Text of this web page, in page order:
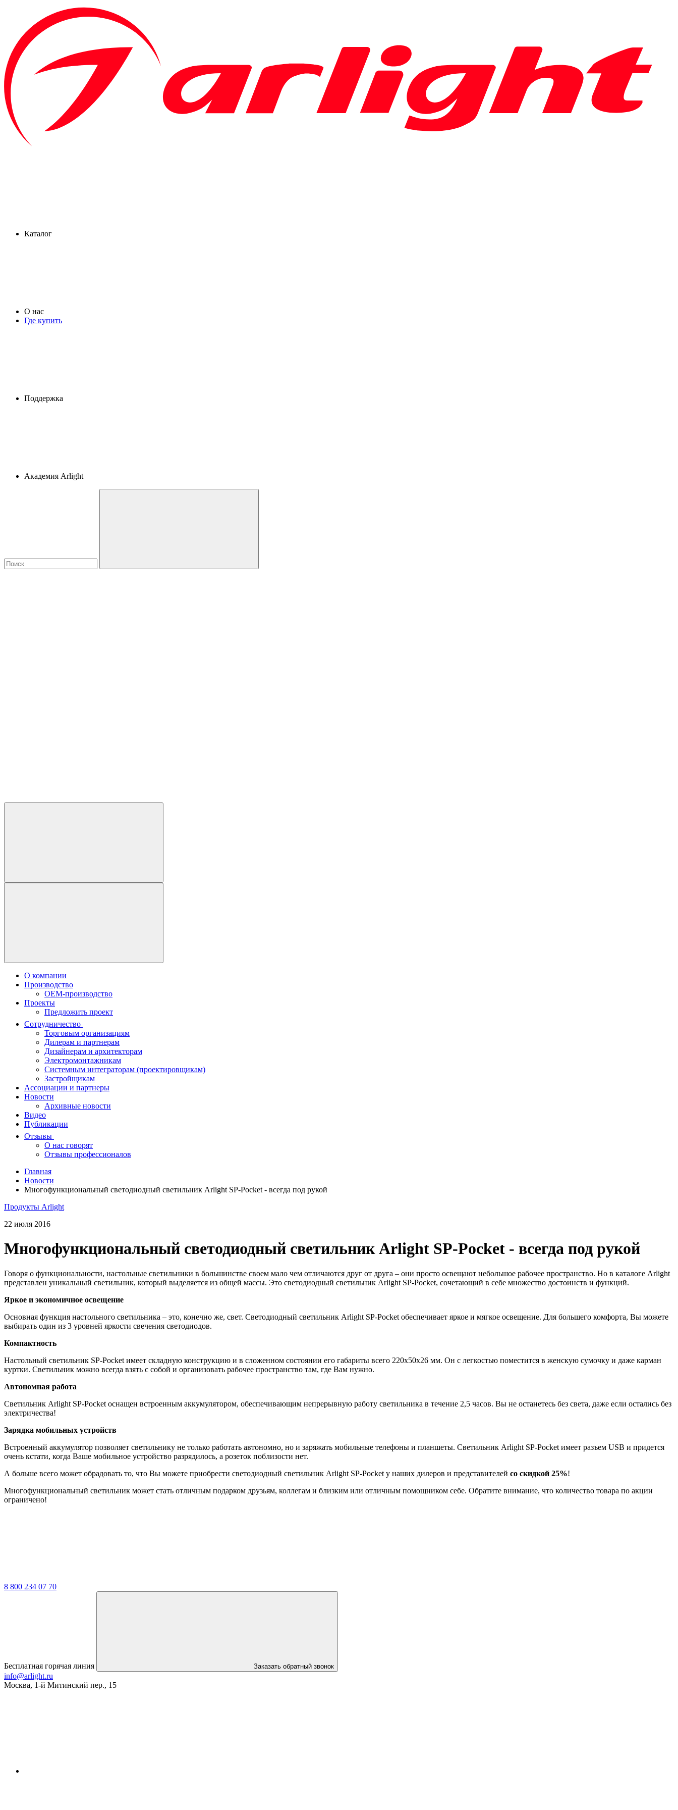
Каталог
О нас
Где купить
Поддержка
Академия Arlight
О компании
Производство
OEM-производство
Проекты
Предложить проект
Сотрудничество
Торговым организациям
Дилерам и партнерам
Дизайнерам и архитекторам
Электромонтажникам
Системным интеграторам (проектировщикам)
Застройщикам
Ассоциации и партнеры
Новости
Архивные новости
Видео
Публикации
Отзывы
О нас говорят
Отзывы профессионалов
Главная
Новости
Многофункциональный светодиодный светильник Arlight SP-Pocket - всегда под рукой
Продукты Arlight
22 июля 2016
Многофункциональный светодиодный светильник Arlight SP-Pocket - всегда под рукой
Говоря о функциональности, настольные светильники в большинстве своем мало чем отличаются друг от друга – они просто освещают небольшое рабочее пространство. Но в каталоге Arlight
представлен уникальный светильник, который выделяется из общей массы. Это светодиодный светильник Arlight SP-Pocket, сочетающий в себе множество достоинств и функций.
Яркое и экономичное освещение
Основная функция настольного светильника – это, конечно же, свет. Светодиодный светильник Arlight SP-Pocket обеспечивает яркое и мягкое освещение. Для большего комфорта, Вы можете
выбирать один из 3 уровней яркости свечения светодиодов.
Компактность
Настольный светильник SP-Pocket имеет складную конструкцию и в сложенном состоянии его габариты всего 220х50х26 мм. Он с легкостью поместится в женскую сумочку и даже карман
куртки. Светильник можно всегда взять с собой и организовать рабочее пространство там, где Вам нужно.
Автономная работа
Светильник Arlight SP-Pocket оснащен встроенным аккумулятором, обеспечивающим непрерывную работу светильника в течение 2,5 часов. Вы не останетесь без света, даже если остались без
электричества!
Зарядка мобильных устройств
Встроенный аккумулятор позволяет светильнику не только работать автономно, но и заряжать мобильные телефоны и планшеты. Светильник Arlight SP-Pocket имеет разъем USB и придется
очень кстати, когда Ваше мобильное устройство разрядилось, а розеток поблизости нет.
А больше всего может обрадовать то, что Вы можете приобрести светодиодный светильник Arlight SP-Pocket у наших дилеров и представителей со скидкой 25%!
Многофункциональный светильник может стать отличным подарком друзьям, коллегам и близким или отличным помощником себе. Обратите внимание, что количество товара по акции
ограничено!
8 800 234 07 70
Бесплатная горячая линия Заказать обратный звонок
info@arlight.ru
Москва, 1-й Митинский пер., 15